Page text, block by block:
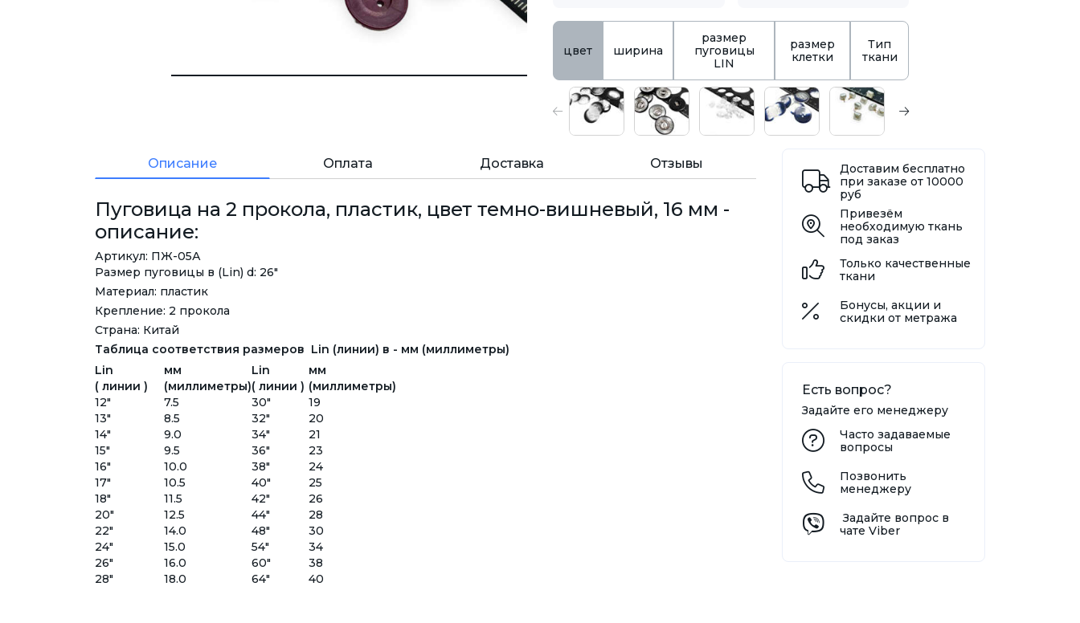
цвет ширина
размер
пуговицы
LIN
размер
клетки
Тип
ткани
Описание Оплата Доставка Отзывы
Пуговица на 2 прокола, пластик, цвет темно-вишневый, 16 мм -
описание:
Артикул: ПЖ-05А
Размер пуговицы в (Lin) d: 26"
Материал: пластик
Крепление: 2 прокола
Страна: Китай
Таблица соответствия размеров Lin (линии) в - мм (миллиметры)
Lin
мм Lin
мм
( линии )
(миллиметры)( линии ) (миллиметры)
12"
7.5 30"
19
13"
8.5 32"
20
14"
9.0 34"
21
15"
9.5 36"
23
16"
10.0 38"
24
17"
10.5 40"
25
18"
11.5 42"
26
20"
12.5 44"
28
22"
14.0 48"
30
24"
15.0 54"
34
26"
16.0 60"
38
28"
18.0 64" 40
Доставим бесплатно
при заказе от 10000
руб
Привезём
необходимую ткань
под заказ
Только качественные
ткани
Бонусы, акции и
скидки от метража
Есть вопрос?
Задайте его менеджеру
Часто задаваемые
вопросы
Позвонить
менеджеру
Задайте вопрос в
чате Viber